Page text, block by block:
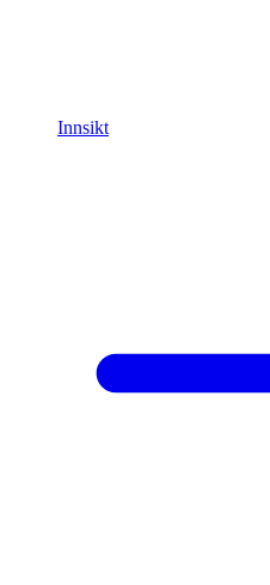
Innsikt